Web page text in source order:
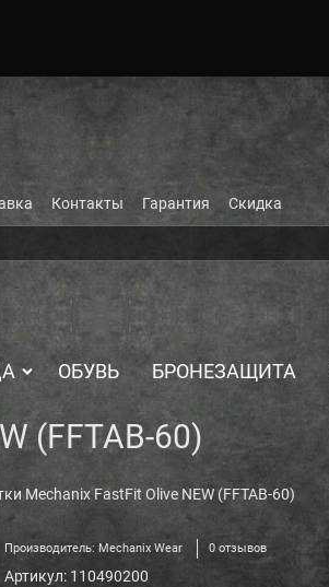
Контакты Гарантия Скидка
ОБУВЬ БРОНЕЗАЩИТА
(FFTAB-60)
Mechanix FastFit Olive NEW (FFTAB-60)
Производитель: Mechanix Wear 0 отзывов
Артикул: 110490200